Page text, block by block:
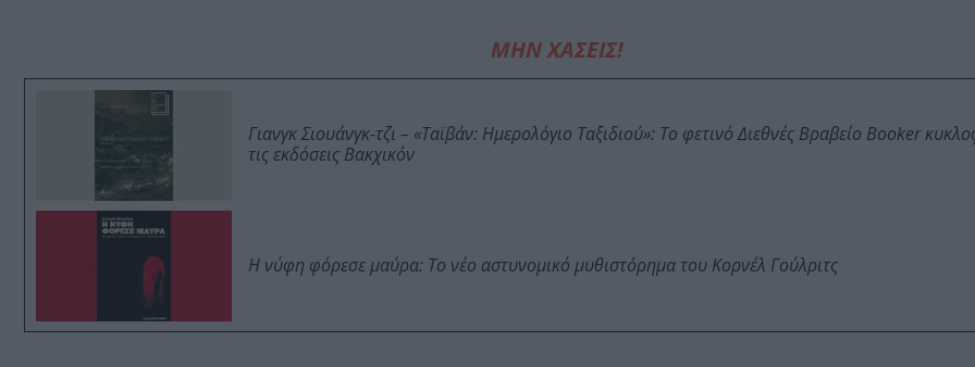
ΜΗΝ ΧΑΣΕΙΣ!
Γιανγκ Σιουάνγκ-τζι – «Ταϊβάν: Ημερολόγιο Ταξιδιού»: Το φετινό Διεθνές Βραβείο Booker
τις εκδόσεις Βακχικόν
Η νύφη φόρεσε μαύρα: Το νέο αστυνομικό μυθιστόρημα του Κορνέλ Γούλριτς